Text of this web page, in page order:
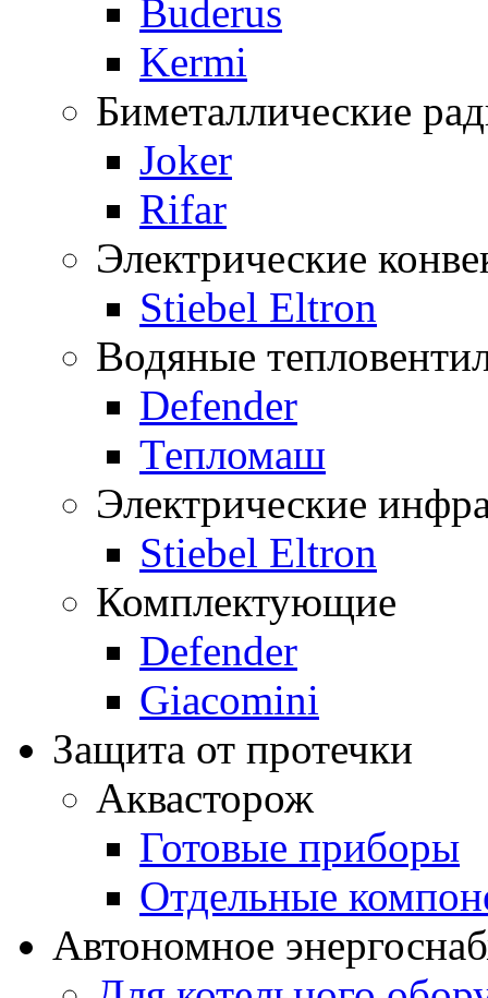
Buderus
Kermi
Биметаллические
Joker
Rifar
Электрические
Stiebel Eltron
Водяные
Defender
Тепломаш
Электрические
Stiebel Eltron
Комплектующие
Defender
Giacomini
Защита от протечки
Аквасторож
Готовые приборы
Отдельные
Автономное